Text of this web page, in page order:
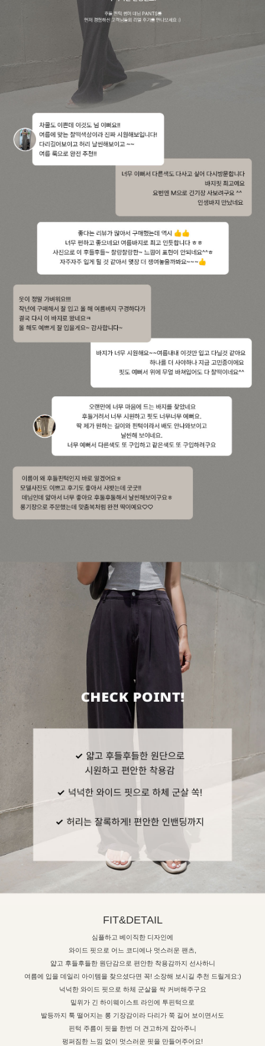
FIT&DETAIL
심플하고 베이직한 디자인에
와이드 핏으로 어느 코디에나 멋스러운 팬츠,
얇고 후들후들한 원단감으로 편안한 착용감까지 선사하니
여름에 입을 데일리 아이템을 찾으셨다면 꼭! 소장해 보시길 추천 드릴게요:)
넉넉한 와이드 핏으로 하체 군살을 싹 커버해주구요
밑위가 긴 하이웨이스트 라인에 투핀턱으로
발등까지 툭 떨어지는 롱 기장감이라 다리가 쭉 길어 보이면서도
핀턱 주름이 핏을 한번 더 견고하게 잡아주니
펑퍼짐한 느낌 없이 멋스러운 핏을 만들어주어요!